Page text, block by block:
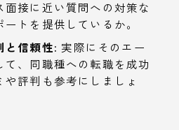
面接に近い質問への対策な
トを提供しているか。
と信頼性: 実際にそのエー
て、同職種への転職を成功
や評判も参考にしましょ